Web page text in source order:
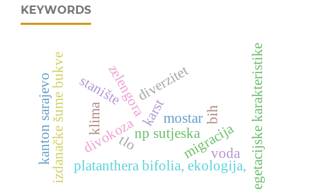
KEYWORDS
stanište
divokoza
zelengora
np sutjeskamigracija
platanthera bifolia, ekologija,
karst
tlo voda
klima mostar
izdanačke šume bukve vegetacijske karakteristike
diverzitet
kanton sarajevo bih